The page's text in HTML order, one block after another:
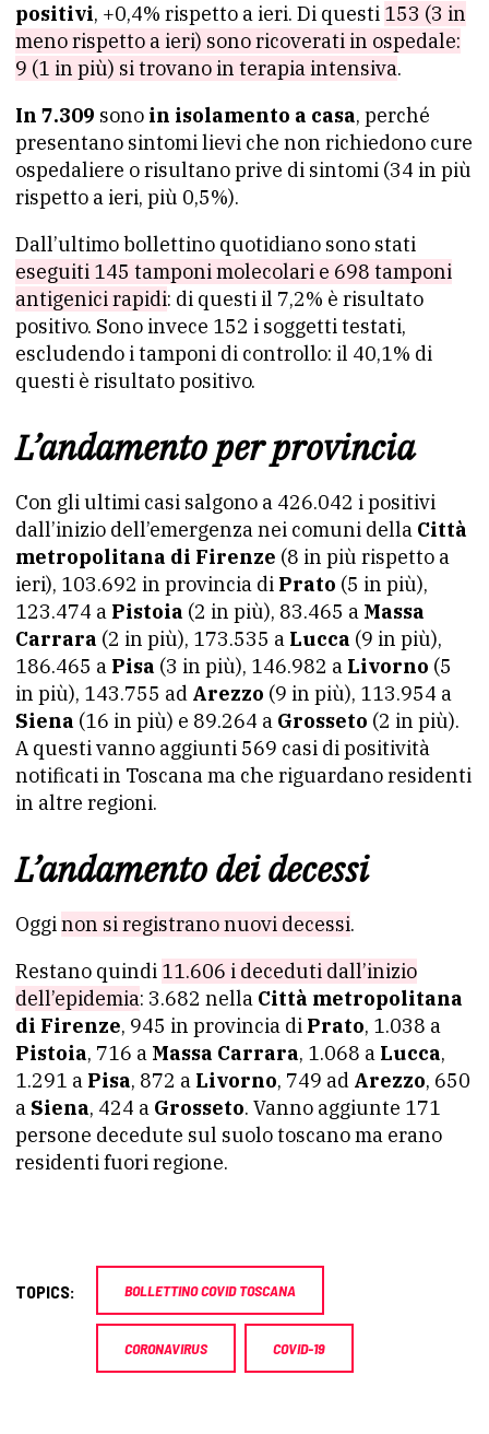
positivi, +0,4% rispetto a ieri. Di questi 153 (3 in
meno rispetto a ieri) sono ricoverati in ospedale:
9 (1 in più) si trovano in terapia intensiva.
In 7.309 sono in isolamento a casa, perché
presentano sintomi lievi che non richiedono cure
ospedaliere o risultano prive di sintomi (34 in più
rispetto a ieri, più 0,5%).
Dall’ultimo bollettino quotidiano sono stati
eseguiti 145 tamponi molecolari e 698 tamponi
antigenici rapidi: di questi il 7,2% è risultato
positivo. Sono invece 152 i soggetti testati,
escludendo i tamponi di controllo: il 40,1% di
questi è risultato positivo.
L’andamento per provincia
Con gli ultimi casi salgono a 426.042 i positivi
dall’inizio dell’emergenza nei comuni della Città
metropolitana di Firenze (8 in più rispetto a
ieri), 103.692 in provincia di Prato (5 in più),
123.474 a Pistoia (2 in più), 83.465 a Massa
Carrara (2 in più), 173.535 a Lucca (9 in più),
186.465 a Pisa (3 in più), 146.982 a Livorno (5
in più), 143.755 ad Arezzo (9 in più), 113.954 a
Siena (16 in più) e 89.264 a Grosseto (2 in più).
A questi vanno aggiunti 569 casi di positività
notificati in Toscana ma che riguardano residenti
in altre regioni.
L’andamento dei decessi
Ogginon si registrano nuovi decessi.
Restano quindi 11.606 i deceduti dall’inizio
dell’epidemia: 3.682 nella Città metropolitana
di Firenze, 945 in provincia di Prato, 1.038 a
Pistoia, 716 a Massa Carrara, 1.068 a Lucca,
1.291 a Pisa, 872 a Livorno, 749 ad Arezzo, 650
a Siena, 424 a Grosseto. Vanno aggiunte 171
persone decedute sul suolo toscano ma erano
residenti fuori regione.
TOPICS: BOLLETTINO COVID TOSCANA
CORONAVIRUS COVID-19